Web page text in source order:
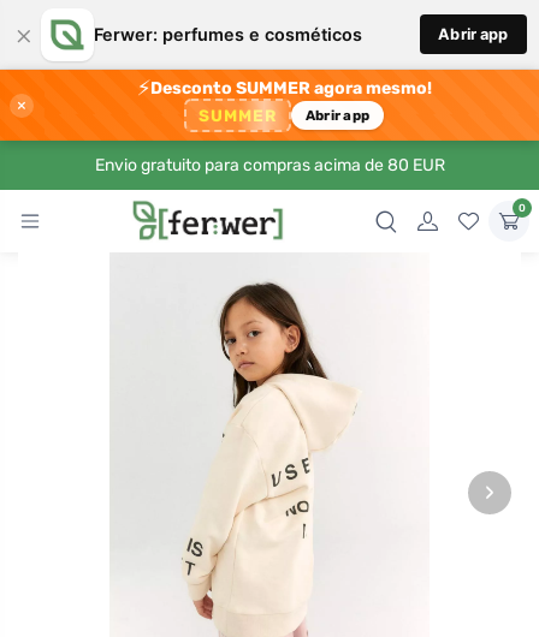
× Ferwer: perfumes e cosméticos Abrir app
×
⚡Desconto SUMMER agora mesmo!
SUMMER Abrir app
Envio gratuito para compras acima de 80 EUR
0
›